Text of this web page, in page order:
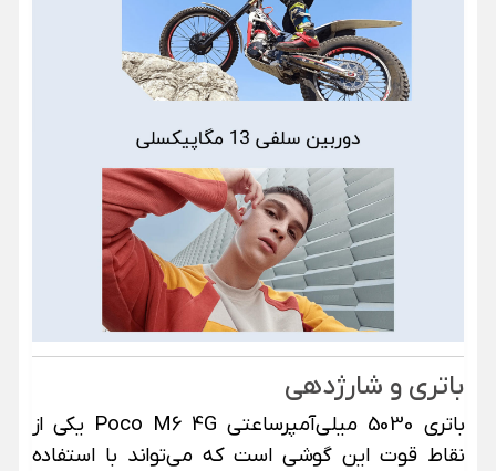
باتری و شارژدهی
باتری 5030 میلی‌آمپرساعتی Poco M6 4G یکی از
نقاط قوت این گوشی است که می‌تواند با استفاده